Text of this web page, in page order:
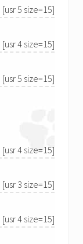
[usr 5 size=15]
[usr 4 size=15]
[usr 5 size=15]
[usr 4 size=15]
[usr 3 size=15]
[usr 4 size=15]